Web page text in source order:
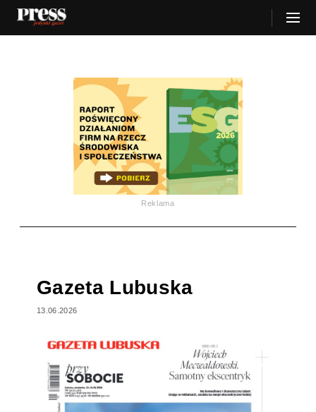
Reklama
Gazeta Lubuska
13.06.2026